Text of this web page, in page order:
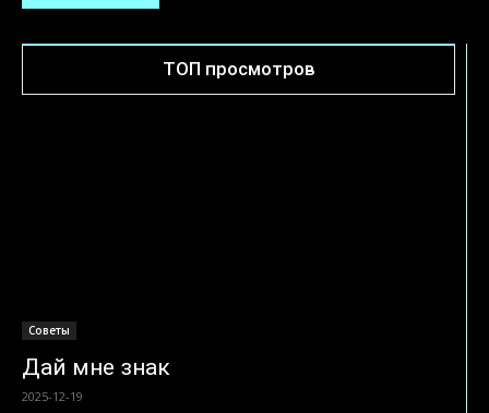
ТОП просмотров
Советы
Дай мне знак
2025-12-19